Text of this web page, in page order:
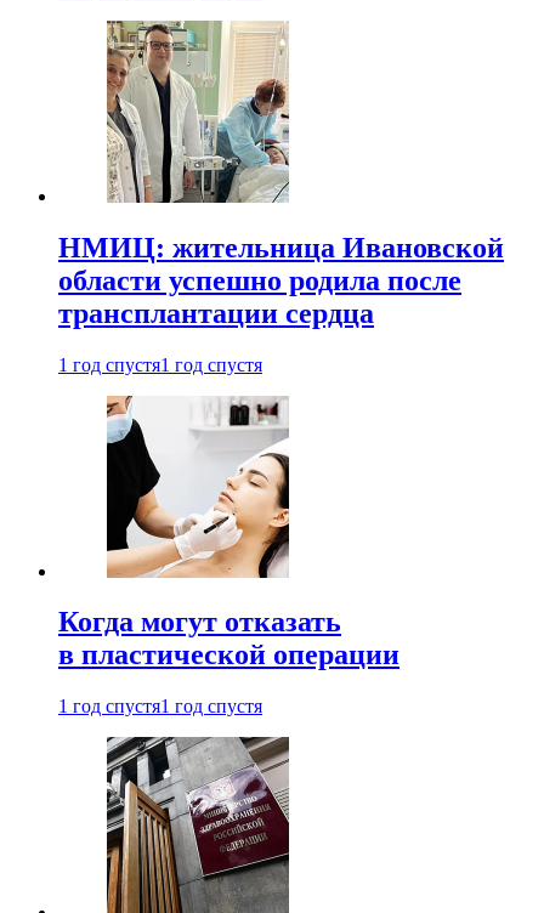
НМИЦ: жительница Ивановской
области успешно родила после
трансплантации сердца
1 год спустя1 год спустя
Когда могут отказать
в пластической операции
1 год спустя1 год спустя